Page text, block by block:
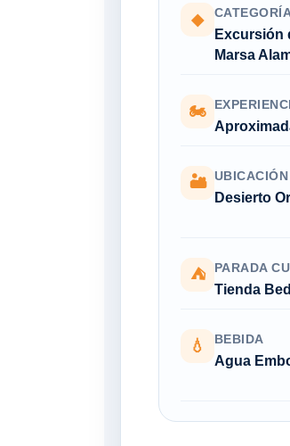
◆
Excursión
Marsa
🏍
🏜 UBICACIÓN
Desierto
⛺ PARADA
Tienda
💧 BEBIDA
Agua